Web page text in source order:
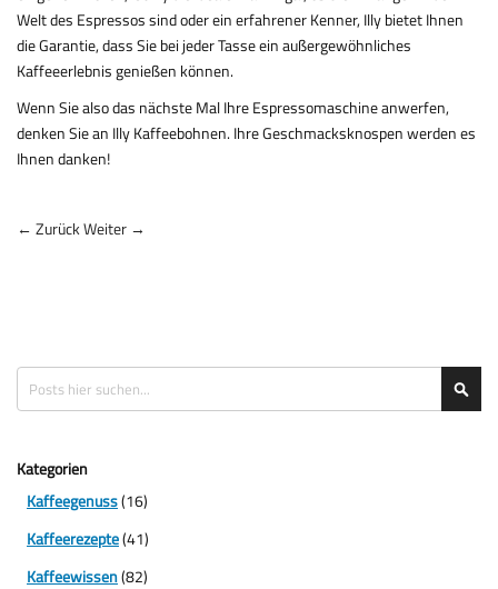
Welt des Espressos sind oder ein erfahrener Kenner, Illy bietet Ihnen
die Garantie, dass Sie bei jeder Tasse ein außergewöhnliches
Kaffeeerlebnis genießen können.
Wenn Sie also das nächste Mal Ihre Espressomaschine anwerfen,
denken Sie an Illy Kaffeebohnen. Ihre Geschmacksknospen werden es
Ihnen danken!
← ZurückWeiter →
Suche
Kategorien
Kaffeegenuss(16)
Kaffeerezepte(41)
Kaffeewissen(82)